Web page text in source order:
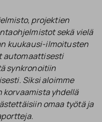
projektien
sekä vielä
kuukausi-ilmoitusten
automaattisesti
synkronoitiin
Siksi aloimme
yhdellä
omaa työtä ja